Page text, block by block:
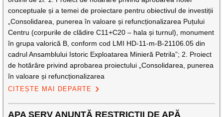
conceptuale și a temei de proiectare pentru obiectivul de investiții
„Consolidarea, punerea în valoare și refuncționalizarea Puțului
Centru (corpurile de clădire C11+C20 – hala și turnul), monument
în grupa valorică B, conform cod LMI HD-11-m-B-21106.05 din
cadrul Ansamblului Istoric Exploatarea Minieră Petrila”; 2. Proiect
de hotărâre privind aprobarea proiectului „Consolidarea, punerea
în valoare și refuncționalizarea
CITEȘTE MAI DEPARTE
APA SERV ANUNȚĂ RESTRICȚII DE APĂ